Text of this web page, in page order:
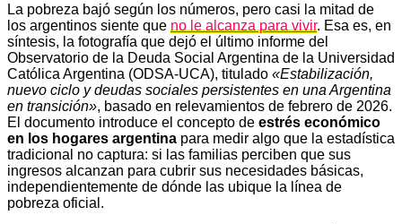
La pobreza bajó según los números, pero casi la mitad de
los argentinos siente que no le alcanza para vivir. Esa es, en
síntesis, la fotografía que dejó el último informe del
Observatorio de la Deuda Social Argentina de la Universidad
Católica Argentina (ODSA-UCA), titulado «Estabilización,
nuevo ciclo y deudas sociales persistentes en una Argentina
en transición», basado en relevamientos de febrero de 2026.
El documento introduce el concepto de estrés económico
en los hogares argentina para medir algo que la estadística
tradicional no captura: si las familias perciben que sus
ingresos alcanzan para cubrir sus necesidades básicas,
independientemente de dónde las ubique la línea de
pobreza oficial.